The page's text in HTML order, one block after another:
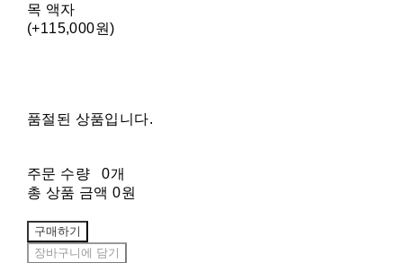
목 액자
(+115,000원)
품절된 상품입니다.
주문 수량
0개
총 상품 금액 0원
구매하기
장바구니에 담기